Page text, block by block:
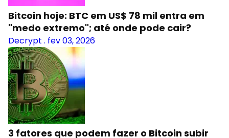
Bitcoin hoje: BTC em US$ 78 mil entra em
"medo extremo"; até onde pode cair?
Decrypt . fev 03, 2026
3 fatores que podem fazer o Bitcoin subir